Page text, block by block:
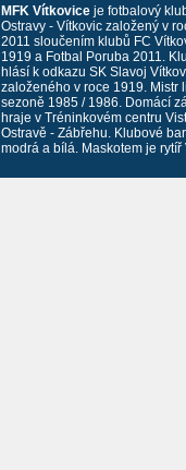
MFK Vítkovice je fotbalový
Ostravy - Vítkovic založený v
2011 sloučením klubů FC
1919 a Fotbal Poruba 2011.
hlásí k odkazu SK Slavoj
založeného v roce 1919. Mistr
sezoně 1985 / 1986. Domácí
hraje v Tréninkovém centru
Ostravě - Zábřehu. Klubové
modrá a bílá. Maskotem je rytíř